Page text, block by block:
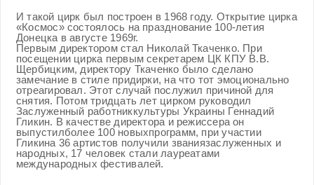
И такой цирк был построен в 1968 году. Открытие цирка
«Космос» состоялось на празднование 100-летия
Донецка в августе 1969г.
Первым директором стал Николай Ткаченко. При
посещении цирка первым секретарем ЦК КПУ В.В.
Щербицким, директору Ткаченко было сделано
замечание в стиле придирки, на что тот эмоционально
отреагировал. Этот случай послужил причиной для
снятия. Потом тридцать лет цирком руководил
Заслуженный работниккультуры Украины Геннадий
Гликин. В качестве директора и режиссера он
выпустилболее 100 новыхпрограмм, при участии
Гликина 36 артистов получили званиязаслуженных и
народных, 17 человек стали лауреатами
международных фестивалей.